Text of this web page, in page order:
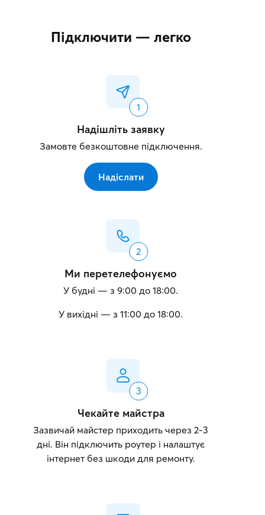
Підключити — легко
Надішліть заявку
Замовте безкоштовне підключення.
Надіслати
Ми перетелефонуємо
У будні — з 9:00 до 18:00.
У вихідні — з 11:00 до 18:00.
Чекайте майстра
Зазвичай майстер приходить через 2-3
дні. Він підключить роутер і налаштує
інтернет без шкоди для ремонту.